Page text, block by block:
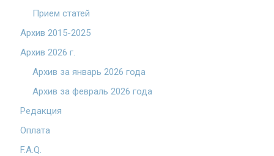
Прием статей
Архив 2015-2025
Архив 2026 г.
Архив за январь 2026 года
Архив за февраль 2026 года
Редакция
Оплата
F.A.Q.